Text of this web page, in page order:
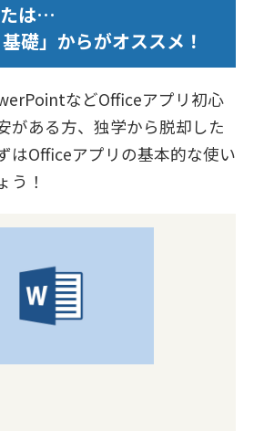
たは…
礎」からがオススメ！
などOfficeアプリ初心
がある方、独学から脱却した
はOfficeアプリの基本的な使い
う！